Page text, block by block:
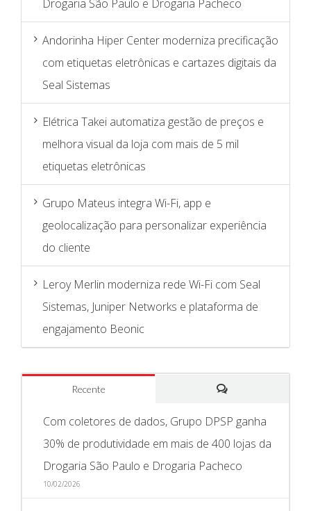
Drogaria São Paulo e Drogaria Pacheco
Andorinha Hiper Center moderniza precificação
com etiquetas eletrônicas e cartazes digitais da
Seal Sistemas
Elétrica Takei automatiza gestão de preços e
melhora visual da loja com mais de 5 mil
etiquetas eletrônicas
Grupo Mateus integra Wi-Fi, app e
geolocalização para personalizar experiência
do cliente
Leroy Merlin moderniza rede Wi-Fi com Seal
Sistemas, Juniper Networks e plataforma de
engajamento Beonic
Recente
Comentários
Com coletores de dados, Grupo DPSP ganha
30% de produtividade em mais de 400 lojas da
Drogaria São Paulo e Drogaria Pacheco
10/02/2026